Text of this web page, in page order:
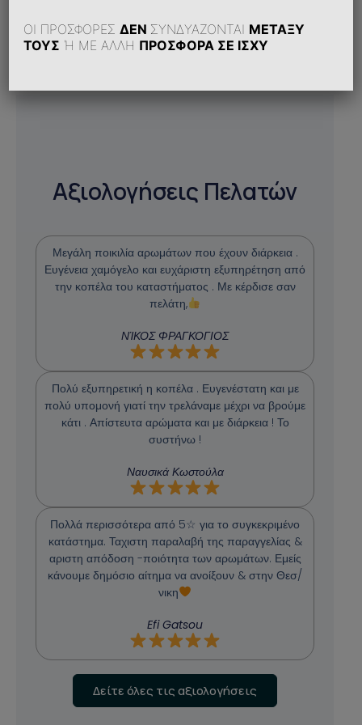
Αξιολογήσεις Πελατών
Μεγάλη ποικιλία αρωμάτων που έχουν διάρκεια .
Ευγένεια χαμόγελο και ευχάριστη εξυπηρέτηση από
την κοπέλα του καταστήματος . Με κέρδισε σαν
πελάτη,
ΝΊΚΟΣ ΦΡΑΓΚΟΓΙΟΣ
Πολύ εξυπηρετική η κοπέλα . Ευγενέστατη και με
πολύ υπομονή γιατί την τρελάναμε μέχρι να βρούμε
κάτι . Απίστευτα αρώματα και με διάρκεια ! Το
συστήνω !
Ναυσικά Κωστούλα
Πολλά περισσότερα από 5☆ για το συγκεκριμένο
κατάστημα. Ταχιστη παραλαβή της παραγγελίας &
αριστη απόδοση -ποιότητα των αρωμάτων. Εμείς
κάνουμε δημόσιο αίτημα να ανοίξουν & στην Θεσ/
νικη
Efi Gatsou
Δείτε όλες τις αξιολογήσεις
ΟΙ ΠΡΟΣΦΟΡΕΣΔΕΝ ΣΥΝΔΥΑΖΟΝΤΑΙ ΜΕΤΑΞΥ
ΤΟΥΣ Ή ΜΕ ΑΛΛΗ ΠΡΟΣΦΟΡΑ ΣΕ ΙΣΧΥ